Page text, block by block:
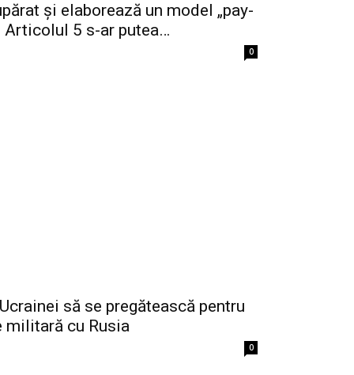
și elaborează un model „pay-
Articolul 5 s-ar putea…
0
să se pregătească pentru
militară cu Rusia
0